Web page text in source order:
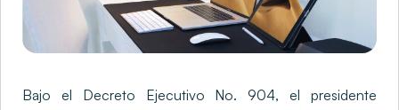
Bajo el Decreto Ejecutivo No. 904, el presidente